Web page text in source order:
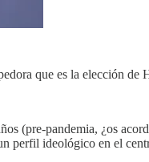
que es la elección de
(pre-pandemia, ¿os
perfil ideológico en el